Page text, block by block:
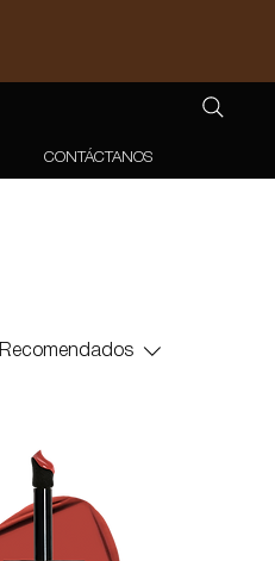
CONTÁCTANOS
Recomendados